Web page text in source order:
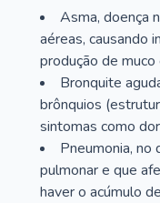
Asma, doença
aéreas, causando
produção de
Bronquite
brônquios
sintomas como
Pneumonia, no
pulmonar e que
haver o acúmulo